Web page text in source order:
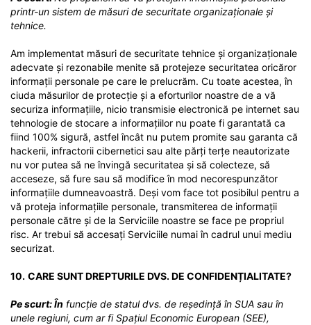
printr-un sistem de măsuri de securitate organizaționale și
tehnice.
Am implementat măsuri de securitate tehnice și organizaționale
adecvate și rezonabile menite să protejeze securitatea oricăror
informații personale pe care le prelucrăm. Cu toate acestea, în
ciuda măsurilor de protecție și a eforturilor noastre de a vă
securiza informațiile, nicio transmisie electronică pe internet sau
tehnologie de stocare a informațiilor nu poate fi garantată ca
fiind 100% sigură, astfel încât nu putem promite sau garanta că
hackerii, infractorii cibernetici sau alte părți terțe neautorizate
nu vor putea să ne învingă securitatea și să colecteze, să
acceseze, să fure sau să modifice în mod necorespunzător
informațiile dumneavoastră. Deși vom face tot posibilul pentru a
vă proteja informațiile personale, transmiterea de informații
personale către și de la Serviciile noastre se face pe propriul
risc. Ar trebui să accesați Serviciile numai în cadrul unui mediu
securizat.
10. CARE SUNT DREPTURILE DVS. DE CONFIDENȚIALITATE?
Pe scurt: În funcție de statul dvs. de reședință în SUA sau în
unele regiuni, cum ar fi Spațiul Economic European (SEE),